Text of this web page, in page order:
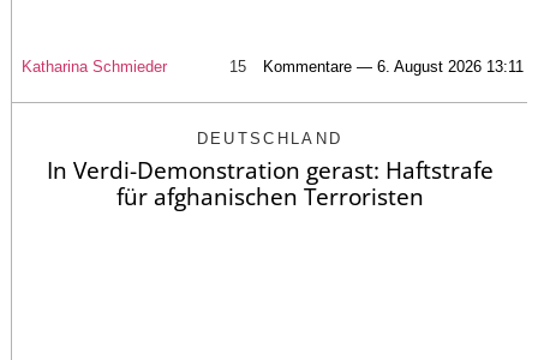
Katharina Schmieder 15 Kommentare — 6. August 2026 13:11
DEUTSCHLAND
In Verdi-Demonstration gerast: Haftstrafe
für afghanischen Terroristen